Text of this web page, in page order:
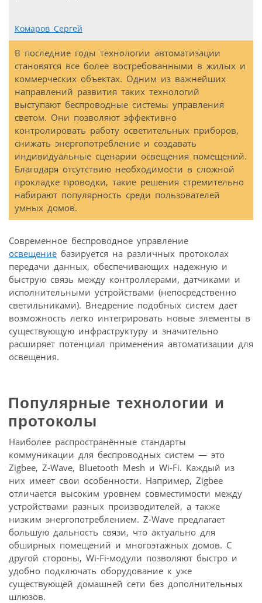
Комаров Сергей
В последние годы технологии автоматизации
становятся все более востребованными в жилых и
коммерческих объектах. Одним из важнейших
направлений развития таких технологий
выступают беспроводные системы управления
светом. Они позволяют эффективно
контролировать работу осветительных приборов,
снижать энергопотребление и создавать
индивидуальные сценарии освещения помещений.
Благодаря отсутствию необходимости в сложной
прокладке проводки, такие решения стремительно
набирают популярность среди пользователей
умных домов.
Современное беспроводное управление
освещение базируется на различных протоколах
передачи данных, обеспечивающих надежную и
быструю связь между контроллерами, датчиками и
исполнительными устройствами (непосредственно
светильниками). Внедрение подобных систем даёт
возможность легко интегрировать новые элементы в
существующую инфраструктуру и значительно
расширяет потенциал применения автоматизации для
освещения.
Популярные технологии и
протоколы
Наиболее распространённые стандарты
коммуникации для беспроводных систем — это
Zigbee, Z-Wave, Bluetooth Mesh и Wi-Fi. Каждый из
них имеет свои особенности. Например, Zigbee
отличается высоким уровнем совместимости между
устройствами разных производителей, а также
низким энергопотреблением. Z-Wave предлагает
большую дальность связи, что актуально для
обширных помещений и многоэтажных домов. С
другой стороны, Wi-Fi-модули позволяют быстро и
удобно подключать оборудование к уже
существующей домашней сети без дополнительных
шлюзов.